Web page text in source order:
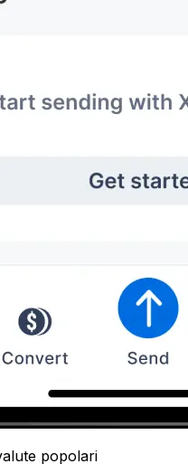
popolari